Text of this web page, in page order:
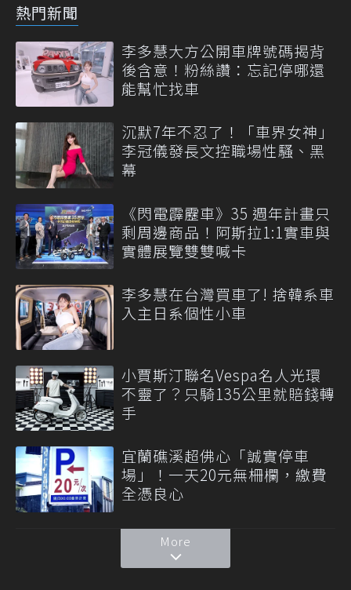
熱門新聞
李多慧大方公開車牌號碼揭背
後含意！粉絲讚：忘記停哪還
能幫忙找車
沉默7年不忍了！「車界女神」
李冠儀發長文控職場性騷、黑
幕
《閃電霹靂車》35 週年計畫只
剩周邊商品！阿斯拉1:1實車與
實體展覽雙雙喊卡
李多慧在台灣買車了! 捨韓系車
入主日系個性小車
小賈斯汀聯名Vespa名人光環
不靈了？只騎135公里就賠錢轉
手
宜蘭礁溪超佛心「誠實停車
場」！一天20元無柵欄，繳費
全憑良心
More